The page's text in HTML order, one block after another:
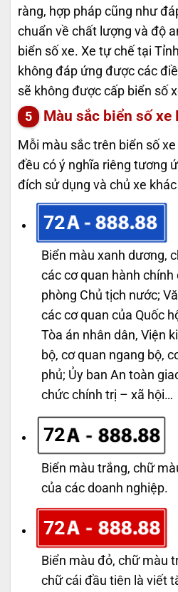
ràng, hợp pháp cũng như
chuẩn về chất lượng và độ
biển số xe. Xe tự chế tại
không đáp ứng được các
sẽ không được cấp biển số
Màu sắc biển số xe
Mỗi màu sắc trên biển số xe
đều có ý nghĩa riêng tương
đích sử dụng và chủ xe
72
Biển màu xanh dương,
các cơ quan hành chính
phòng Chủ tịch nước;
các cơ quan của Quốc
Tòa án nhân dân, Viện
bộ, cơ quan ngang bộ,
phủ; Ủy ban An toàn
chức chính trị – xã hội…
72
Biển màu trắng, chữ
của các doanh nghiệp.
72
Biển màu đỏ, chữ màu
chữ cái đầu tiên là viết